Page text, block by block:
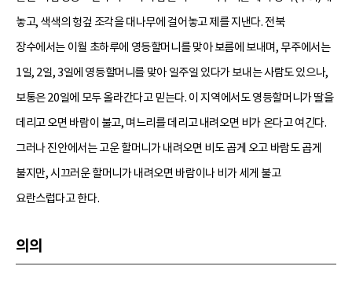
놓고, 색색의 헝겊 조각을 대나무에 걸어놓고 제를 지낸다. 전북
장수에서는 이월 초하루에 영등할머니를 맞아 보름에 보내며, 무주에서는
1일, 2일, 3일에 영등할머니를 맞아 일주일 있다가 보내는 사람도 있으나,
보통은 20일에 모두 올라간다고 믿는다. 이 지역에서도 영등할머니가 딸을
데리고 오면 바람이 불고, 며느리를 데리고 내려오면 비가 온다고 여긴다.
그러나 진안에서는 고운 할머니가 내려오면 비도 곱게 오고 바람도 곱게
불지만, 시끄러운 할머니가 내려오면 바람이나 비가 세게 불고
요란스럽다고 한다.
의의